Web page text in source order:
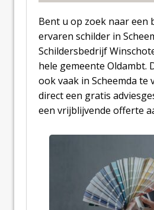
Bent u op zoek naar een
ervaren schilder in
Schildersbedrijf
hele gemeente Oldambt.
ook vaak in Scheemda te
direct een gratis
een vrijblijvende offerte